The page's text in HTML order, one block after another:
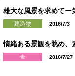
雄大な風景を求めてー
建造物 2016/7/3
情緒ある景観を眺め、
食 2016/7/27